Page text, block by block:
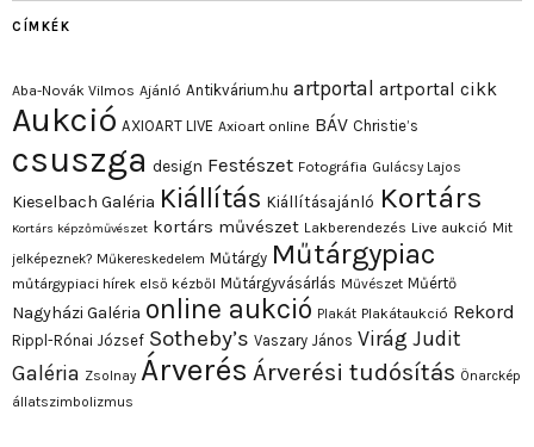
CÍMKÉK
Aba-Novák Vilmos Ajánló Antikvárium.hu artportal artportal cikk
Aukció AXIOART LIVE Axioart online BÁV Christie’s
csuszga design Festészet Fotográfia Gulácsy Lajos
Kieselbach Galéria Kiállítás Kiállításajánló Kortárs
Kortárs képzőművészet kortárs művészet Lakberendezés Live aukció Mit
jelképeznek? Műkereskedelem Műtárgy Műtárgypiac
műtárgypiaci hírek első kézből Műtárgyvásárlás Művészet Műértő
Nagyházi Galéria online aukció Plakát Plakátaukció Rekord
Rippl-Rónai József Sotheby’s Vaszary János Virág Judit
Galéria Zsolnay Árverés Árverési tudósítás Önarckép
állatszimbolizmus